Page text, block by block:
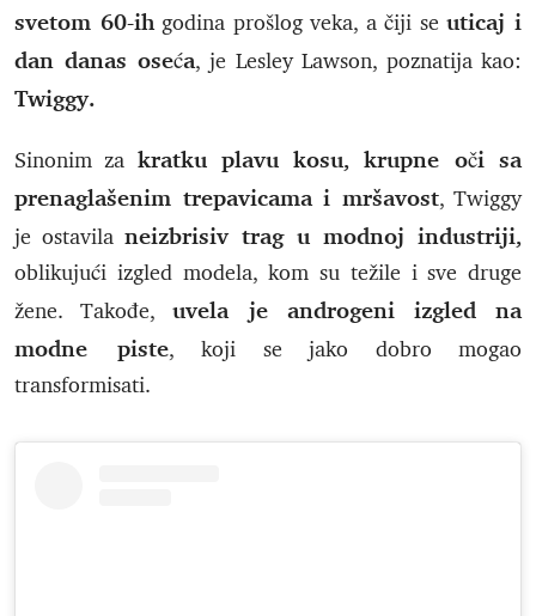
svetom 60-ihgodina prošlog veka, a čiji se uticaj i
dan danas oseća, je Lesley Lawson, poznatija kao:
Twiggy.
Sinonim za kratku plavu kosu, krupne oči sa
prenaglašenim trepavicama i mršavost, Twiggy
je ostavila neizbrisiv trag u modnoj industriji,
oblikujući izgled modela, kom su težile i sve druge
žene. Takođe,uvela je androgeni izgled na
modne piste, koji se jako dobro mogao
transformisati.